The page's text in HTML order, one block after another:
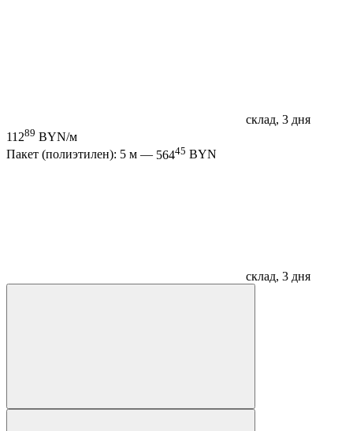
склад, 3 дня
11289 BYN/м
Пакет (полиэтилен): 5 м — 56445 BYN
склад, 3 дня